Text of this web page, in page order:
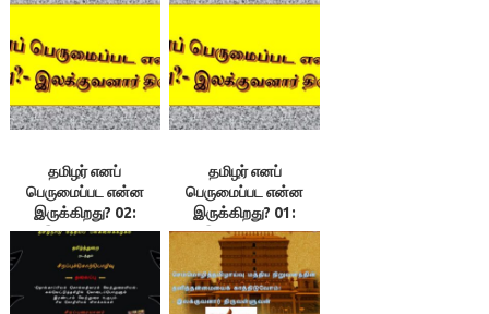
தமிழர் எனப்
பெருமைப்பட என்ன
இருக்கிறது? 02:
இலக்குவனார்
திருவள்ளுவன்
தமிழர் எனப்
பெருமைப்பட என்ன
இருக்கிறது? 01:
இலக்குவனார்
திருவள்ளுவன்